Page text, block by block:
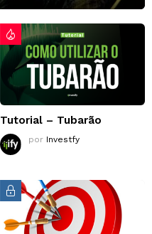
Tutorial – Tubarão
por Investfy